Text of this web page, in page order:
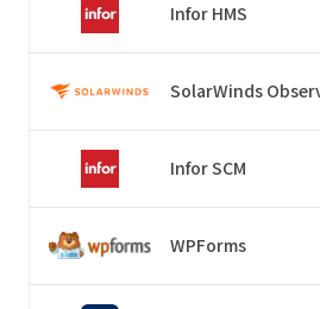
Infor HMS
Infor SCM
WPForms